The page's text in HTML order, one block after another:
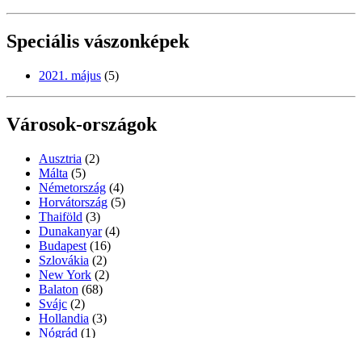
Speciális vászonképek
2021. május (5)
Városok-országok
Ausztria (2)
Málta (5)
Németország (4)
Horvátország (5)
Thaiföld (3)
Dunakanyar (4)
Budapest (16)
Szlovákia (2)
New York (2)
Balaton (68)
Svájc (2)
Hollandia (3)
Nógrád (1)